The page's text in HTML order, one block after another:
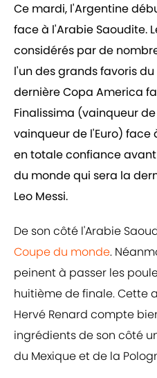
Ce mardi, l'Argentine
face à l'Arabie Saoudite.
considérés par de
l'un des grands favoris
dernière Copa America
Finalissima (vainqueur
vainqueur de l'Euro) face
en totale confiance
du monde qui sera la
Leo Messi.
De son côté l'Arabie
Coupe du monde.
peinent à passer les
huitième de finale. Cette
Hervé Renard compte
ingrédients de son côté
du Mexique et de la